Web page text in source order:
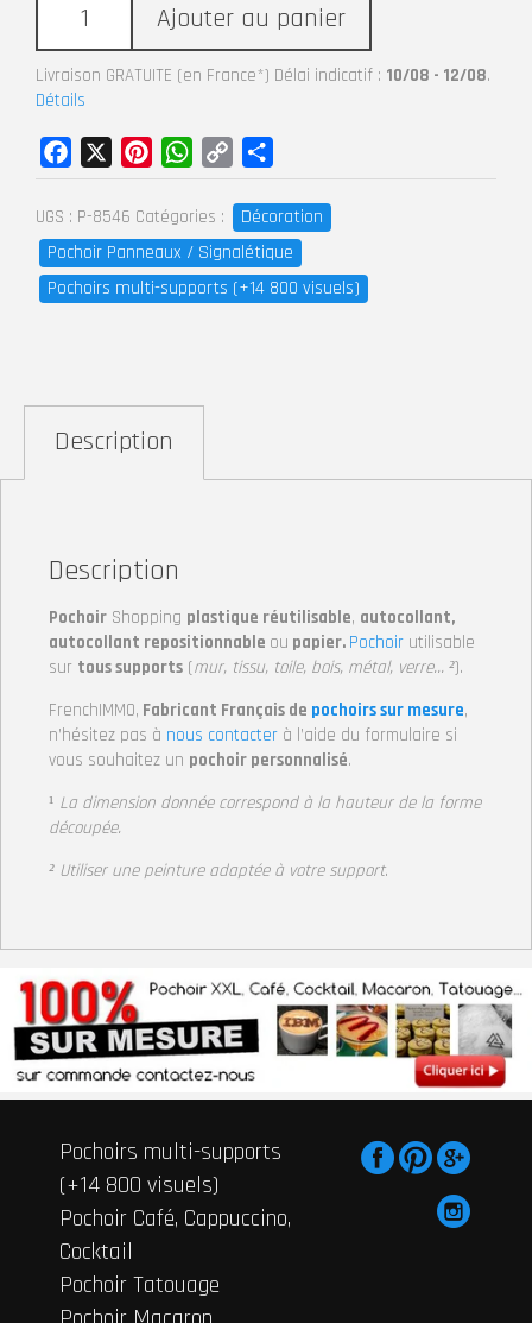
Ajouter au panier
Livraison GRATUITE (en France*) Délai indicatif : 10/08 - 12/08.
Détails
UGS : P-8546 Catégories :
Décoration
Pochoir Panneaux / Signalétique
Pochoirs multi-supports (+14 800 visuels)
Facebook PinterestWhatsApp
Copy
Link
Description
Description
Pochoir Shopping plastique réutilisable, autocollant,
autocollant repositionnable ou papier. Pochoir utilisable
sur tous supports (mur, tissu, toile, bois, métal, verre… ²).
FrenchIMMO, Fabricant Français de pochoirs sur mesure,
n’hésitez pas à nous contacter à l’aide du formulaire si
vous souhaitez un pochoir personnalisé.
¹ La dimension donnée correspond à la hauteur de la forme
découpée.
² Utiliser une peinture adaptée à votre support.
Pochoirs multi-supports
(+14 800 visuels)
Pochoir Café, Cappuccino,
Cocktail
Pochoir Tatouage